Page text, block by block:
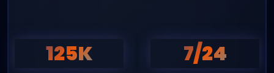
125K 7/24